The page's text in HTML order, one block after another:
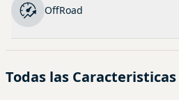
OffRoad
Todas las Caracteristicas